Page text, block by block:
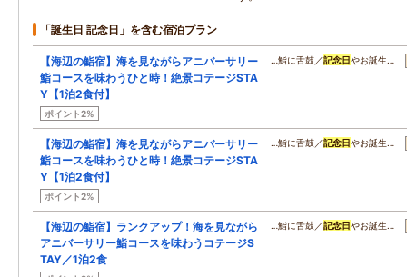
「誕生日 記念日」を含む宿泊プラン
【海辺の鮨宿】海を見ながらアニバーサリー
鮨コースを味わうひと時！絶景コテージSTA
Y【1泊2食付】
ポイント2%
…鮨に舌鼓／記念日やお誕生…
【海辺の鮨宿】海を見ながらアニバーサリー
鮨コースを味わうひと時！絶景コテージSTA
Y【1泊2食付】
ポイント2%
…鮨に舌鼓／記念日やお誕生…
【海辺の鮨宿】ランクアップ！海を見ながら
アニバーサリー鮨コースを味わうコテージS
TAY／1泊2食
…鮨に舌鼓／記念日やお誕生…